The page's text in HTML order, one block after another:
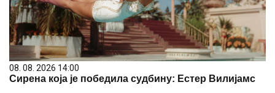
08. 08. 2026 14:00
Сирена која је победила судбину: Естер Вилијамс